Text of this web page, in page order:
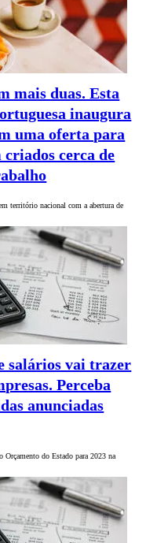
mais duas. Esta
inaugura
uma oferta para
cerca de
território nacional com a abertura de
salários vai trazer
Perceba
anunciadas
do Estado para 2023 na